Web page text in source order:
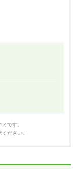
です。
ださい。